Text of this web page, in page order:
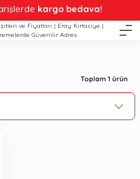
kargo bedava!
Toplam 1 ürün